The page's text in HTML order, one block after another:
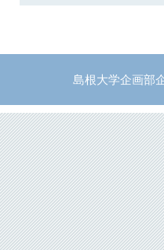
島根大学企画部